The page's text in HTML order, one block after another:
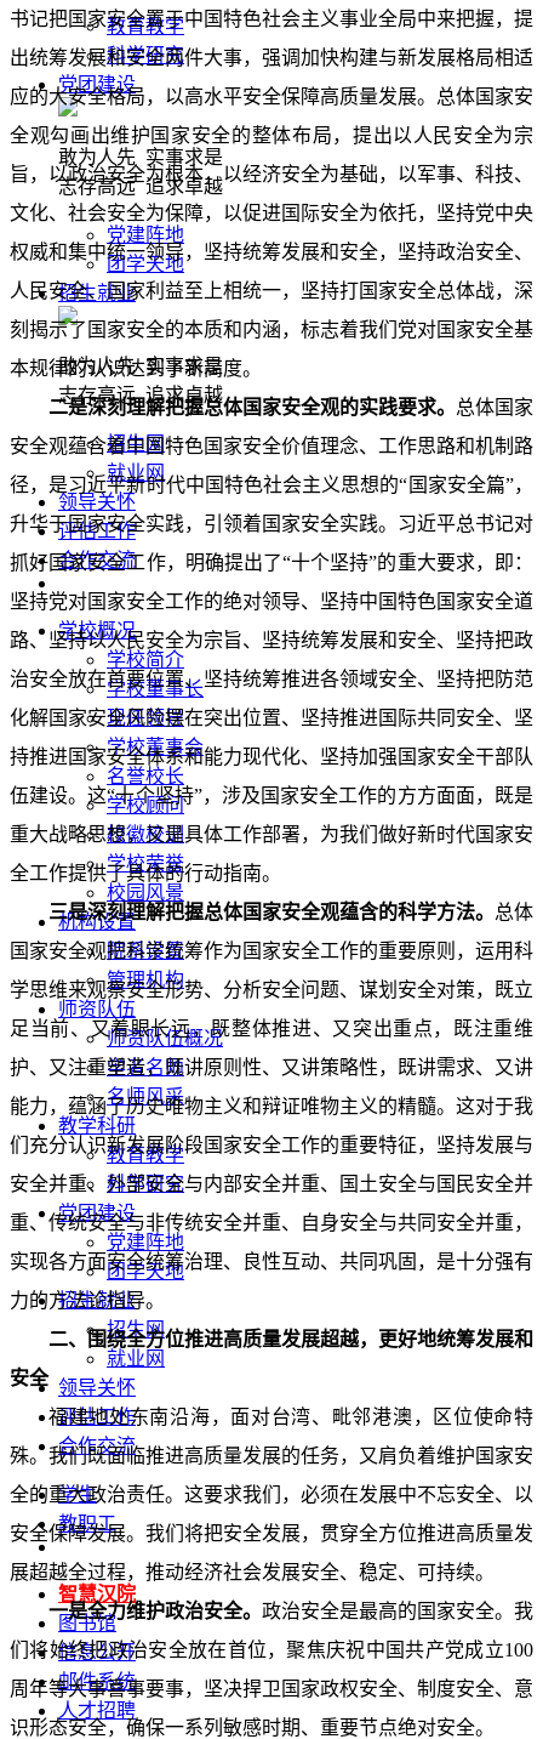
教育教学
科学研究
党团建设
敢为人先 实事求是
志存高远 追求卓越
党建阵地
团学天地
招生就业
敢为人先 实事求是
志存高远 追求卓越
招生网
就业网
领导关怀
评估工作
合作交流
学校概况
学校简介
学校董事长
现任领导
学校董事会
名誉校长
学校顾问
校徽校训
学校荣誉
校园风景
机构设置
院系设置
管理机构
师资队伍
师资队伍概况
学者名师
名师风采
教学科研
教育教学
科学研究
党团建设
党建阵地
团学天地
招生就业
招生网
就业网
领导关怀
评估工作
合作交流
学生
教职工
智慧汉院
图书馆
信息公开
邮件系统
人才招聘
书记把国家安全置于中国特色社会主义事业全局中来把握，提
出统筹发展和安全两件大事，强调加快构建与新发展格局相适
应的大安全格局，以高水平安全保障高质量发展。总体国家安
全观勾画出维护国家安全的整体布局，提出以人民安全为宗
旨，以政治安全为根本，以经济安全为基础，以军事、科技、
文化、社会安全为保障，以促进国际安全为依托，坚持党中央
权威和集中统一领导，坚持统筹发展和安全，坚持政治安全、
人民安全、国家利益至上相统一，坚持打国家安全总体战，深
刻揭示了国家安全的本质和内涵，标志着我们党对国家安全基
本规律的认识达到了新高度。
二是深刻理解把握总体国家安全观的实践要求。 总体国家
安全观蕴含着中国特色国家安全价值理念、工作思路和机制路
径，是习近平新时代中国特色社会主义思想的“国家安全篇”，
升华于国家安全实践，引领着国家安全实践。习近平总书记对
抓好国家安全工作，明确提出了“十个坚持”的重大要求，即：
坚持党对国家安全工作的绝对领导、坚持中国特色国家安全道
路、坚持以人民安全为宗旨、坚持统筹发展和安全、坚持把政
治安全放在首要位置、坚持统筹推进各领域安全、坚持把防范
化解国家安全风险摆在突出位置、坚持推进国际共同安全、坚
持推进国家安全体系和能力现代化、坚持加强国家安全干部队
伍建设。这“十个坚持”，涉及国家安全工作的方方面面，既是
重大战略思想，又是具体工作部署，为我们做好新时代国家安
全工作提供了具体的行动指南。
三是深刻理解把握总体国家安全观蕴含的科学方法。 总体
国家安全观把科学统筹作为国家安全工作的重要原则，运用科
学思维来观察安全形势、分析安全问题、谋划安全对策，既立
足当前、又着眼长远，既整体推进、又突出重点，既注重维
护、又注重塑造，既讲原则性、又讲策略性，既讲需求、又讲
能力，蕴涵了历史唯物主义和辩证唯物主义的精髓。这对于我
们充分认识新发展阶段国家安全工作的重要特征，坚持发展与
安全并重、外部安全与内部安全并重、国土安全与国民安全并
重、传统安全与非传统安全并重、自身安全与共同安全并重，
实现各方面安全统筹治理、良性互动、共同巩固，是十分强有
力的方法论指导。
二、围绕全方位推进高质量发展超越，更好地统筹发展和
安全
福建地处东南沿海，面对台湾、毗邻港澳，区位使命特
殊。我们既面临推进高质量发展的任务，又肩负着维护国家安
全的重大政治责任。这要求我们，必须在发展中不忘安全、以
安全保障发展。我们将把安全发展，贯穿全方位推进高质量发
展超越全过程，推动经济社会发展安全、稳定、可持续。
一是全力维护政治安全。 政治安全是最高的国家安全。我
们将始终把政治安全放在首位，聚焦庆祝中国共产党成立100
周年等大事喜事要事，坚决捍卫国家政权安全、制度安全、意
识形态安全，确保一系列敏感时期、重要节点绝对安全。